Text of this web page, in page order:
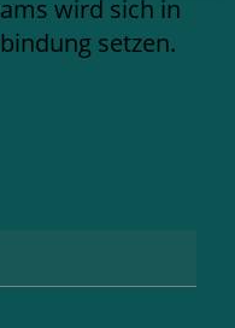
wird sich in
setzen.